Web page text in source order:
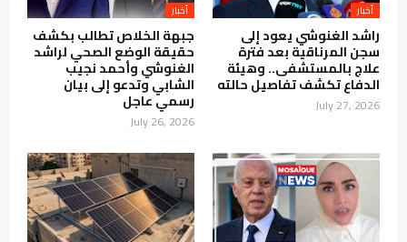
أخبار
راشد الغنوشي يعود إلى
سجن المرناقية بعد فترة
علاج بالمستشفى.. وهيئة
الدفاع تكشف تفاصيل حالته
July 27, 2026
أخبار
جبهة الخلاص تطالب بكشف
حقيقة الوضع الصحي لراشد
الغنوشي وأحمد نجيب
الشابي وتدعو إلى بيان
رسمي عاجل
July 26, 2026